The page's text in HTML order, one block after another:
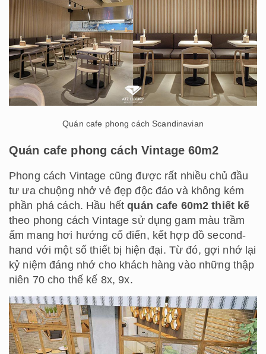
Quán cafe phong cách Scandinavian
Quán cafe phong cách Vintage 60m2
Phong cách Vintage cũng được rất nhiều chủ đầu
tư ưa chuộng nhở vẻ đẹp độc đáo và không kém
phần phá cách. Hầu hếtquán cafe 60m2 thiết kế
theo phong cách Vintage sử dụng gam màu trầm
ấm mang hơi hướng cổ điển, kết hợp đồ second-
hand với một số thiết bị hiện đại. Từ đó, gợi nhớ lại
kỷ niệm đáng nhớ cho khách hàng vào những thập
niên 70 cho thế kế 8x, 9x.